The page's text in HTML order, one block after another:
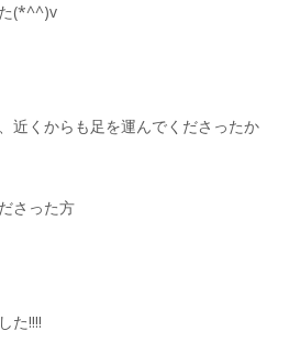
(*^^)v
近くからも足を運んでくださったか
さった方
た!!!!